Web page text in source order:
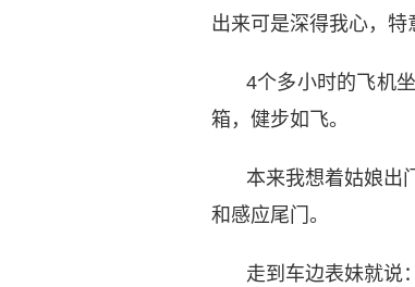
出来可是深得我心，特
4个多小时的飞机
箱，健步如飞。
本来我想着姑娘出
和感应尾门。
走到车边表妹就说